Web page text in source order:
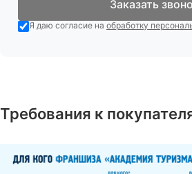
Заказать
Я даю согласие на обработку
Требования к